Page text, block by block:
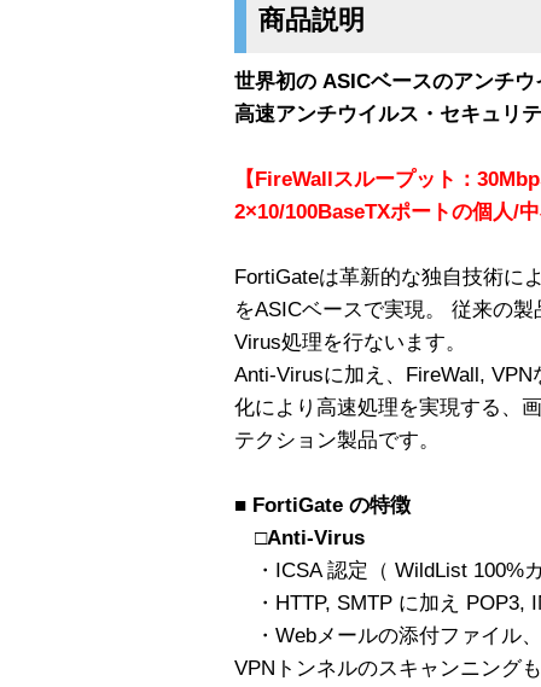
商品説明
世界初の ASICベースのアンチ
高速アンチウイルス・セキュリ
【FireWallスループット：
2×10/100BaseTXポートの個人/
FortiGateは革新的な独自技術に
をASICベースで実現。 従来の
Virus処理を行ないます。
Anti-Virusに加え、FireWall,
化により高速処理を実現する、
テクション製品です。
■ FortiGate の特徴
□Anti-Virus
・ICSA 認定（ WildList 100%
・HTTP, SMTP に加え POP3,
・Webメールの添付ファイル
VPNトンネルのスキャンニング